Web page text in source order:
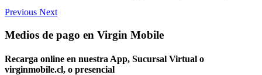
Previous Next
Medios de pago en Virgin Mobile
Recarga online en nuestra App, Sucursal Virtual o
virginmobile.cl, o presencial